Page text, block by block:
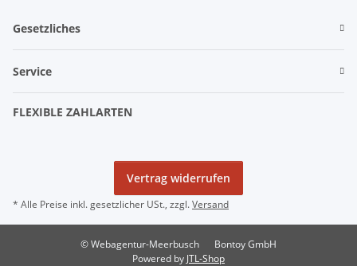
Gesetzliches
Service
FLEXIBLE ZAHLARTEN
Vertrag widerrufen
* Alle Preise inkl. gesetzlicher USt., zzgl.Versand
© Webagentur-Meerbusch
Bontoy GmbH
Powered by JTL-Shop